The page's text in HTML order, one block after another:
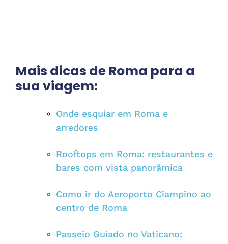
Mais dicas de Roma para a
sua viagem:
Onde esquiar em Roma e
arredores
Rooftops em Roma: restaurantes e
bares com vista panorâmica
Como ir do Aeroporto Ciampino ao
centro de Roma
Passeio Guiado no Vaticano: